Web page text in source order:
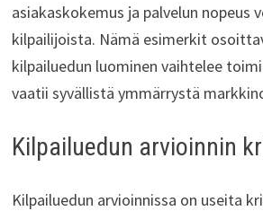
asiakaskokemus ja palvelun nopeus
kilpailijoista. Nämä esimerkit
kilpailuedun luominen vaihtelee
vaatii syvällistä ymmärrystä
Kilpailuedun arvioinnin
Kilpailuedun arvioinnissa on useita